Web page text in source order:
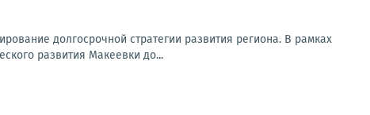
долгосрочной стратегии развития региона. В рамках
развития Макеевки до...